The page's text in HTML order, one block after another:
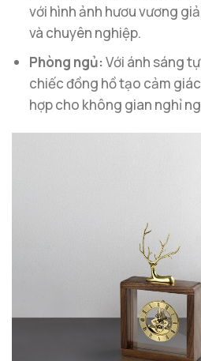
với hình ảnh hươu vương
và chuyên nghiệp.
Phòng ngủ:Với ánh sáng
chiếc đồng hồ tạo cảm
hợp cho không gian nghỉ